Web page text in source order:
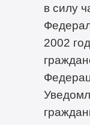
в силу
2002